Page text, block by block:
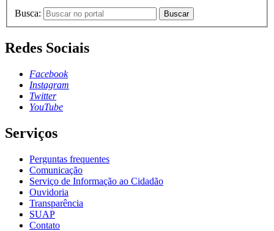
Busca: Buscar
Redes Sociais
Facebook
Instagram
Twitter
YouTube
Serviços
Perguntas frequentes
Comunicação
Serviço de Informação ao Cidadão
Ouvidoria
Transparência
SUAP
Contato